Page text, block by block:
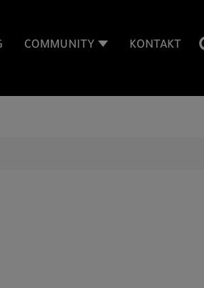
COMMUNITY KONTAKT